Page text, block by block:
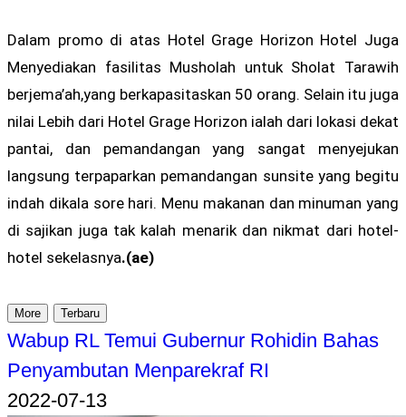
Dalam promo di atas Hotel Grage Horizon Hotel Juga
Menyediakan fasilitas Musholah untuk Sholat Tarawih
berjema’ah,yang berkapasitaskan 50 orang. Selain itu juga
nilai Lebih dari Hotel Grage Horizon ialah dari lokasi dekat
pantai, dan pemandangan yang sangat menyejukan
langsung terpaparkan pemandangan sunsite yang begitu
indah dikala sore hari. Menu makanan dan minuman yang
di sajikan juga tak kalah menarik dan nikmat dari hotel-
hotel sekelasnya.(ae)
More Terbaru
Wabup RL Temui Gubernur Rohidin Bahas
Penyambutan Menparekraf RI
2022-07-13